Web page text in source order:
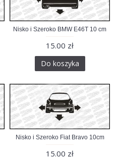
Nisko i Szeroko BMW E46T 10 cm
15.00 zł
Do koszyka
Nisko i Szeroko Fiat Bravo 10cm
15.00 zł